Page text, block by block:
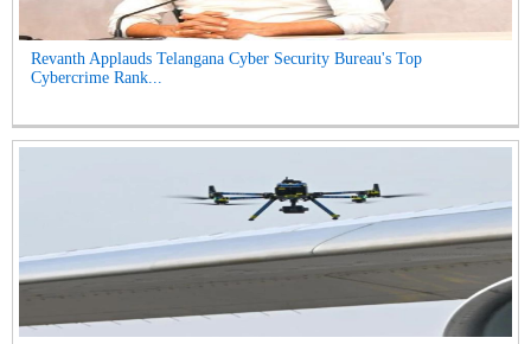
Revanth Applauds Telangana Cyber Security Bureau's Top
Cybercrime Rank...